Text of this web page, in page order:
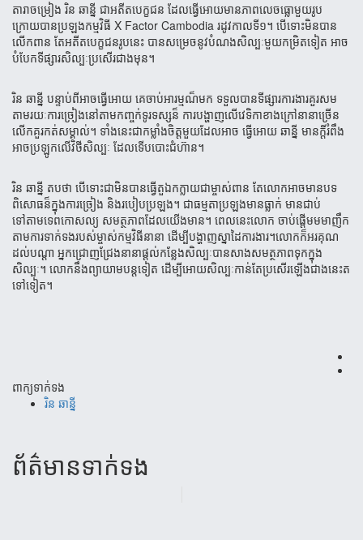
តារា​ចម្រៀង​ រិន ឆាន្នី ជាអតីត​បេក្ខ​ជន ដែល​ធ្វើ​អោយ​មាន​​ភាពលេច​ធ្លោ​មួយរូ​ប
ក្រោយ​​បាន​ប្រឡង​កម្មវិធី ​X​ Factor Cambodia រដូ​វ​កាល​ទី១​។ បើ​​ទោះ​មិន​បាន​
លើក​ពាន ​តែ​​អតីត​បេក្ខ​ជនរូបនេះ​ បានសម្រេច​​នូវ​បំណង​សិល្បៈ​​មួយកម្រិ​ត​ទៀត​ អាច​
បំបែក​ទីផ្សារ​សិល្បៈ​ប្រសើ​រ​ជាងមុន​។
រិន ឆានី្ន បន្ទាប់​ពីអាច​ធ្វើ​អោយ​ គេចាប់​អារម្មណ៏​មក ទទួល​បានទីផ្សារ​ការងារ​គួរសម​
តាមរយៈ​ការ​ច្រៀង​នៅ​តាម​កញ្ចក់​ទូរទស្សន៏ ការ​បង្ហាញ​លើ​វេទិ​កា​ខាងក្រៅ​នានា​ច្រើន​
លើក​គួរ​កត់​សម្គាល់​។​ ទាំងនេះ​ជាកម្លាំង​ចិត្ត​មួយ​ដែលអាច​ ធ្វើ​អោយ ឆាន្នី ​មាន​ក្តី​រំពឹង​
អាច​ប្រឡូក​លើ​វិថី​សិល្បៈ​ ដែល​ទើប​បោះ​ជំហ៊ាន។
រិន ឆាន្នី​ តបថា បើ​ទោះ​ជា​មិន​​បាន​ធ្វើតួឯក​ក្លាយ​ជាម្ចាស់​ពាន​ តែ​លោក​អាច​មាន​បទ
ពិសោធន៏​ក្នុង​ការ​ច្រៀង​ និង​របៀប​ប្រឡង​។ ​ជា​ធម្មតា​ប្រ​ឡង​​​មាន​ធ្លាក់ មានជាប់​
ទៅតាម​ទេពកោសល្យ សមត្ថភាព​ដែល​យើង​មាន។​ ពេលនេះ​លោក ចាប់ផ្តើម​មមាញឹក
តាម​ការ​ទាក់​ទង​របស់​ម្ចាស់​កម្ម​វិធី​នានា ដើម្បីបង្ហាញស្នាដៃការងារ​។លោកក៏អរគុណ
ដល់បណ្តា អ្នកជ្រោញជ្រែងនានាផ្តល់កន្លែងសិល្បៈបានសាងសមត្ថភាពទុក​ក្នុង​
សិល្បៈ។ លោក​​នឹង​ព្យាយាម​បន្តទៀត​ ដើម្បី​អោយ​សិល្បៈ​កាន់​តែ​ប្រសើរ​ឡើង​ជាង​នេះត
ទៅ​ទៀត​។​
ពាក្យទាក់ទង
រិន ឆាន្នី
ព័ត៌មាន​ទាក់​ទង